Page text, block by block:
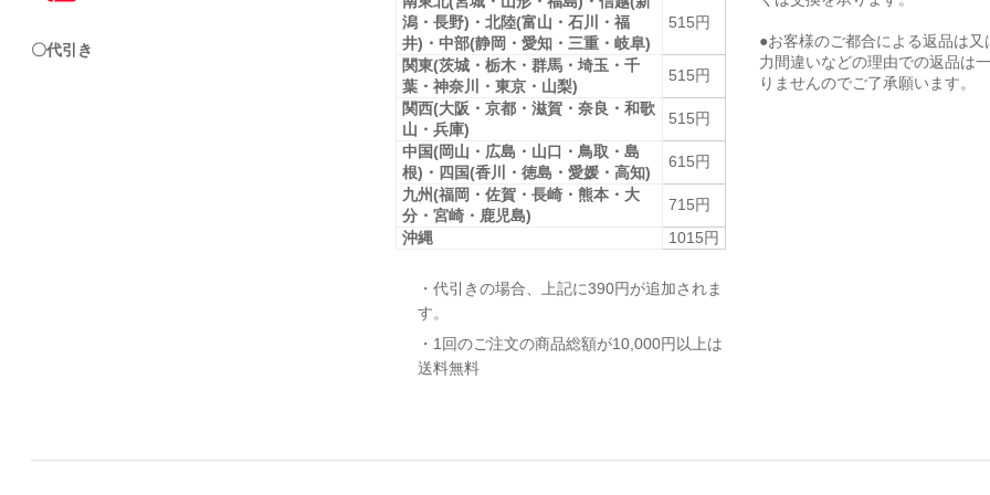
〇代引き
潟・長野)・北陸(富山・石川・福
井)・中部(静岡・愛知・三重・岐阜)
515円
関東(茨城・栃木・群馬・埼玉・千
葉・神奈川・東京・山梨)
515円
関西(大阪・京都・滋賀・奈良・和歌
山・兵庫)
515円
中国(岡山・広島・山口・鳥取・島
根)・四国(香川・徳島・愛媛・高知)
615円
九州(福岡・佐賀・長崎・熊本・大
分・宮崎・鹿児島)
715円
沖縄
1015円
・代引きの場合、上記に390円が追加されま
す。
・1回のご注文の商品総額が10,000円以上は
送料無料
●お客様のご都合による返品は又
力間違いなどの理由での返品は
りませんのでご了承願います。